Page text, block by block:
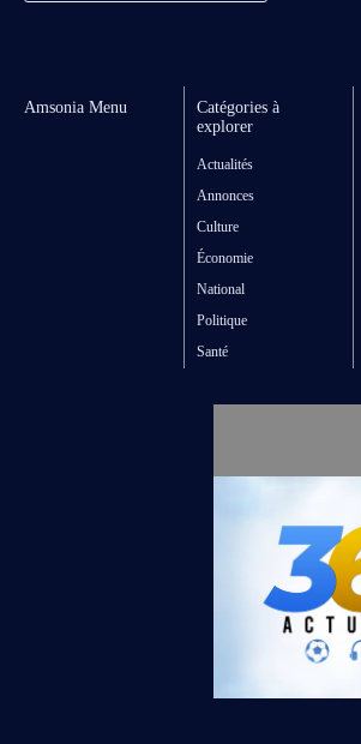
Amsonia Menu
Catégories à
explorer
Actualités
Annonces
Culture
Économie
National
Politique
Santé